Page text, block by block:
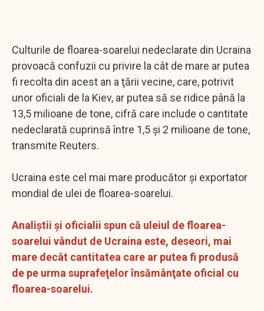
Culturile de floarea-soarelui nedeclarate din Ucraina
provoacă confuzii cu privire la cât de mare ar putea
fi recolta din acest an a ţării vecine, care, potrivit
unor oficiali de la Kiev, ar putea să se ridice până la
13,5 milioane de tone, cifră care include o cantitate
nedeclarată cuprinsă între 1,5 şi 2 milioane de tone,
transmite Reuters.
Ucraina este cel mai mare producător şi exportator
mondial de ulei de floarea-soarelui.
Analiştii şi oficialii spun că uleiul de floarea-
soarelui vândut de Ucraina este, deseori, mai
mare decât cantitatea care ar putea fi produsă
de pe urma suprafeţelor însămânţate oficial cu
floarea-soarelui.